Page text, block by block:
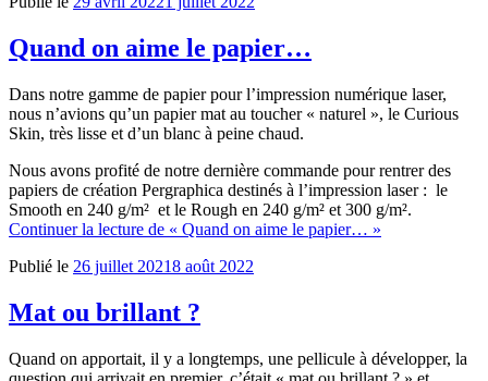
Quand on aime le papier…
Dans notre gamme de papier pour l’impression numérique laser,
nous n’avions qu’un papier mat au toucher « naturel », le Curious
Skin, très lisse et d’un blanc à peine chaud.
Nous avons profité de notre dernière commande pour rentrer des
papiers de création Pergraphica destinés à l’impression laser : le
Smooth en 240 g/m² et le Rough en 240 g/m² et 300 g/m².
Continuer la lecture de « Quand on aime le papier… »
Publié le 26 juillet 20218 août 2022
Mat ou brillant ?
Quand on apportait, il y a longtemps, une pellicule à développer, la